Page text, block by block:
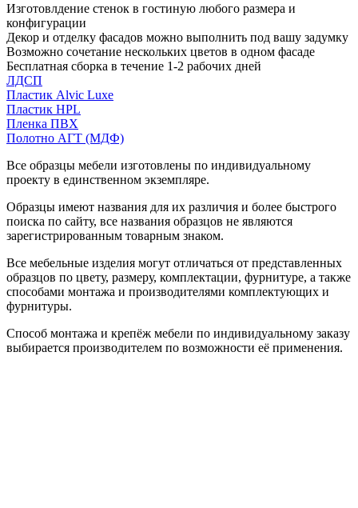
Изготовлдение стенок в гостиную любого размера и
конфигурации
Декор и отделку фасадов можно выполнить под вашу задумку
Возможно сочетание нескольких цветов в одном фасаде
Бесплатная сборка в течение 1-2 рабочих дней
ЛДСП
Пластик Alvic Luxe
Пластик HPL
Пленка ПВХ
Полотно АГТ (МДФ)
Все образцы мебели изготовлены по индивидуальному
проекту в единственном экземпляре.
Образцы имеют названия для их различия и более быстрого
поиска по сайту, все названия образцов не являются
зарегистрированным товарным знаком.
Все мебельные изделия могут отличаться от представленных
образцов по цвету, размеру, комплектации, фурнитуре, а также
способами монтажа и производителями комплектующих и
фурнитуры.
Способ монтажа и крепёж мебели по индивидуальному заказу
выбирается производителем по возможности её применения.